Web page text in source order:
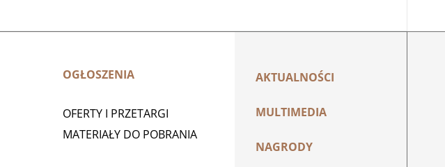
OGŁOSZENIA
OFERTY I PRZETARGI
MATERIAŁY DO POBRANIA
AKTUALNOŚCI
MULTIMEDIA
NAGRODY